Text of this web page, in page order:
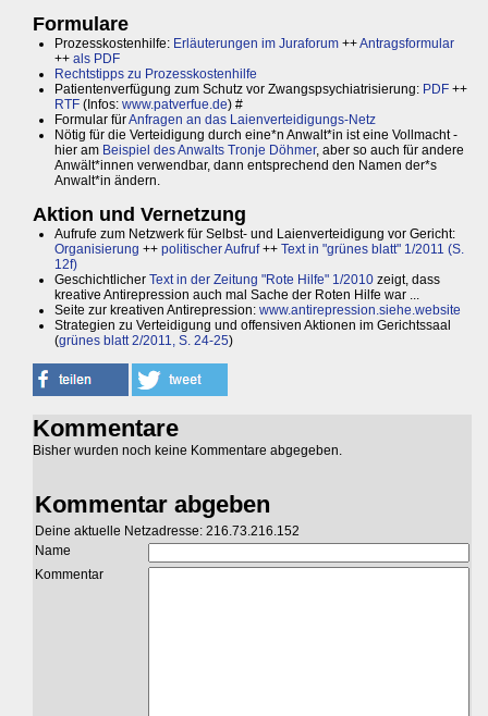
Formulare
Prozesskostenhilfe: Erläuterungen im Juraforum ++Antragsformular
++ als PDF
Rechtstipps zu Prozesskostenhilfe
Patientenverfügung zum Schutz vor Zwangspsychiatrisierung: PDF ++
RTF (Infos: www.patverfue.de) #
Formular fürAnfragen an das Laienverteidigungs-Netz
Nötig für die Verteidigung durch eine*n Anwalt*in ist eine Vollmacht -
hier am Beispiel des Anwalts Tronje Döhmer, aber so auch für andere
Anwält*innen verwendbar, dann entsprechend den Namen der*s
Anwalt*in ändern.
Aktion und Vernetzung
Aufrufe zum Netzwerk für Selbst- und Laienverteidigung vor Gericht:
Organisierung ++ politischer Aufruf++ Text in "grünes blatt" 1/2011 (S.
12f)
Geschichtlicher Text in der Zeitung "Rote Hilfe" 1/2010 zeigt, dass
kreative Antirepression auch mal Sache der Roten Hilfe war ...
Seite zur kreativen Antirepression: www.antirepression.siehe.website
Strategien zu Verteidigung und offensiven Aktionen im Gerichtssaal
(grünes blatt 2/2011, S. 24-25)
Kommentare
Bisher wurden noch keine Kommentare abgegeben.
Kommentar abgeben
Deine aktuelle Netzadresse: 216.73.216.152
Name
Kommentar